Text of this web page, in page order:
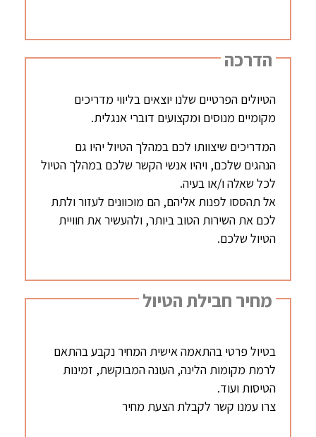
הדרכה
הטיולים הפרטיים שלנו יוצאים בליווי מדריכים
מקומיים מנוסים ומקצועים דוברי אנגלית.
המדריכים שיצוותו לכם במהלך הטיול יהיו גם
הנהגים שלכם, ויהיו אנשי הקשר שלכם במהלך הטיול
לכל שאלה ו/או בעיה.
אל תהססו לפנות אליהם, הם מוכוונים לעזור ולתת
לכם את השירות הטוב ביותר, ולהעשיר את חוויית
הטיול שלכם.
מחיר חבילת הטיול
בטיול פרטי בהתאמה אישית המחיר נקבע בהתאם
לרמת מקומות הלינה, העונה המבוקשת, זמינות
הטיסות ועוד.
צרו עמנו קשר לקבלת הצעת מחיר